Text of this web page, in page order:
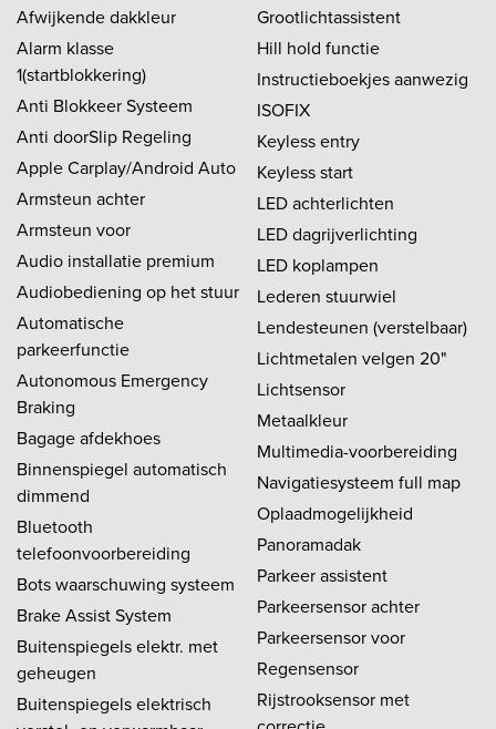
Afwijkende dakkleur
Alarm klasse
1(startblokkering)
Anti Blokkeer Systeem
Anti doorSlip Regeling
Apple Carplay/Android Auto
Armsteun achter
Armsteun voor
Audio installatie premium
Audiobediening op het stuur
Automatische
parkeerfunctie
Autonomous Emergency
Braking
Bagage afdekhoes
Binnenspiegel automatisch
dimmend
Bluetooth
telefoonvoorbereiding
Bots waarschuwing systeem
Brake Assist System
Buitenspiegels elektr. met
geheugen
Buitenspiegels elektrisch
Grootlichtassistent
Hill hold functie
Instructieboekjes aanwezig
ISOFIX
Keyless entry
Keyless start
LED achterlichten
LED dagrijverlichting
LED koplampen
Lederen stuurwiel
Lendesteunen (verstelbaar)
Lichtmetalen velgen 20"
Lichtsensor
Metaalkleur
Multimedia-voorbereiding
Navigatiesysteem full map
Oplaadmogelijkheid
Panoramadak
Parkeer assistent
Parkeersensor achter
Parkeersensor voor
Regensensor
Rijstrooksensor met